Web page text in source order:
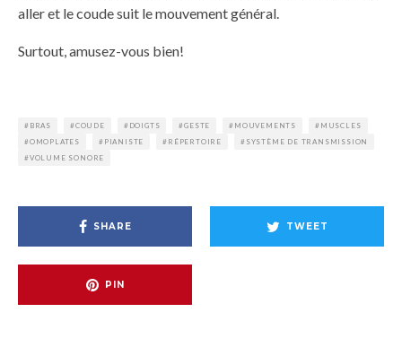
aller et le coude suit le mouvement général.
Surtout, amusez-vous bien!
BRAS COUDE DOIGTS GESTE MOUVEMENTS
MUSCLES
OMOPLATES
PIANISTE RÉPERTOIRE
SYSTÈME DE TRANSMISSION
VOLUME SONORE
SHARE TWEET
PIN